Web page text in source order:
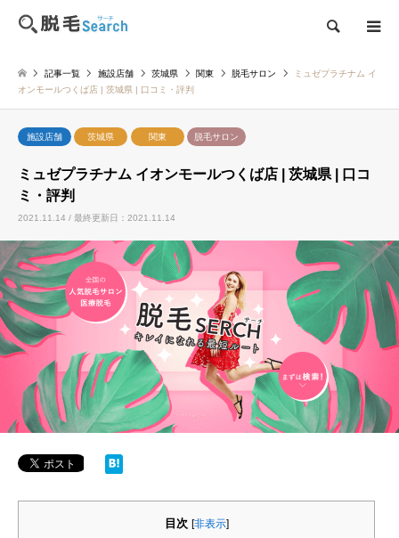
検索
記事一覧 施設店舗 茨城県 関東 脱毛サロン
ミュゼプラチナム イ
オンモールつくば店 | 茨城県 | 口コミ・評判
施設店舗 茨城県 関東 脱毛サロン
ミュゼプラチナム イオンモールつくば店 | 茨城県 | 口コ
ミ・評判
2021.11.14 / 最終更新日：2021.11.14
目次 [非表示]